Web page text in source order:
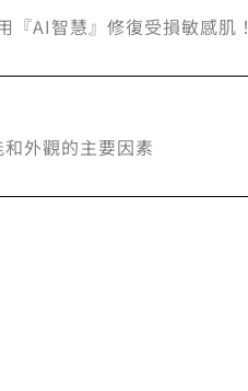
『AI智慧』修復受損敏感肌！
外觀的主要因素